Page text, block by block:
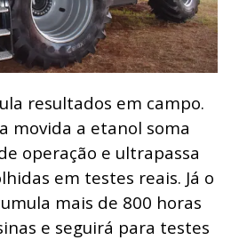
resultados em campo.
movida a etanol soma
operação e ultrapassa
em testes reais. Já o
mais de 800 horas
e seguirá para testes